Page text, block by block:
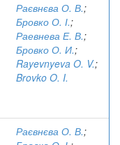
Раєвнєва О. В.;
Бровко О. І.;
Раевнева Е. В.;
Бровко О. И.;
Rayevnyeva O. V.;
Brovko O. I.
Раєвнєва О. В.;